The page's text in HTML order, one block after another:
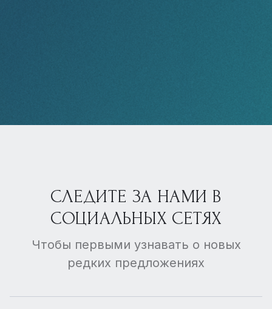
СЛЕДИТЕ ЗА НАМИ В
СОЦИАЛЬНЫХ СЕТЯХ
Чтобы первыми узнавать о новых
редких предложениях